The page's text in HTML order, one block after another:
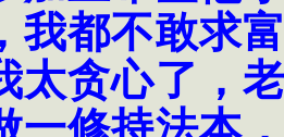
我都不敢求
太贪心了，